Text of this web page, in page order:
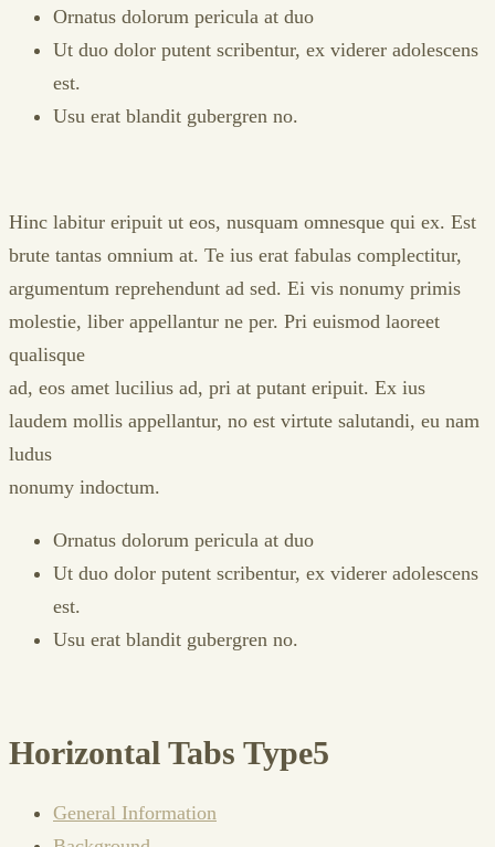
Ornatus dolorum pericula at duo
Ut duo dolor putent scribentur, ex viderer adolescens
est.
Usu erat blandit gubergren no.
Hinc labitur eripuit ut eos, nusquam omnesque qui ex. Est
brute tantas omnium at. Te ius erat fabulas complectitur,
argumentum reprehendunt ad sed. Ei vis nonumy primis
molestie, liber appellantur ne per. Pri euismod laoreet
qualisque
ad, eos amet lucilius ad, pri at putant eripuit. Ex ius
laudem mollis appellantur, no est virtute salutandi, eu nam
ludus
nonumy indoctum.
Ornatus dolorum pericula at duo
Ut duo dolor putent scribentur, ex viderer adolescens
est.
Usu erat blandit gubergren no.
Horizontal Tabs Type5
General Information